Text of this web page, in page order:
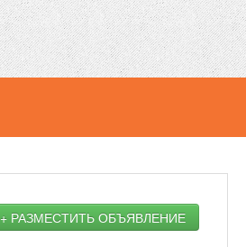
+ РАЗМЕСТИТЬ ОБЪЯВЛЕНИЕ